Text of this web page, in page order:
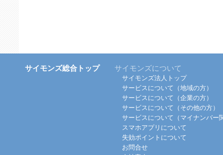
サイモンズ総合トップ サイモンズについて
サイモンズ法人トップ
サービスについて（地域の方）
サービスについて（企業の方）
サービスについて（その他の方）
サービスについて（マイナンバー
スマホアプリについて
失効ポイントについて
お問合せ